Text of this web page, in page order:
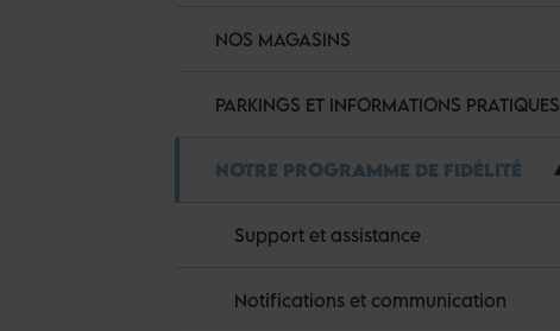
NOS MAGASINS
PARKINGS ET INFORMATIONS PRATIQUES
NOTRE PROGRAMME DE FIDÉLITÉ
Support et assistance
Notifications et communication